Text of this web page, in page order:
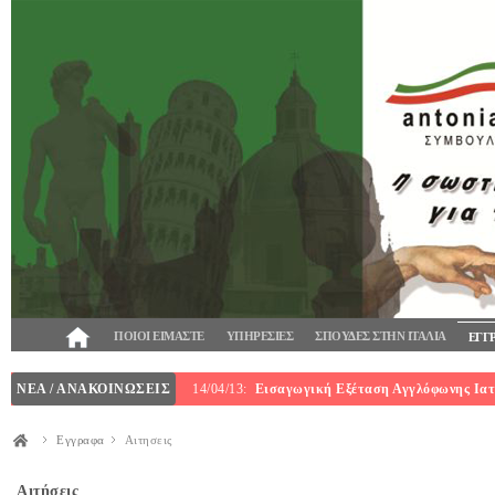
ΠΟΙΟΙ ΕΙΜΑΣΤΕ ΥΠΗΡΕΣΙΕΣ ΣΠΟΥΔΕΣ ΣΤΗΝ ΙΤΑΛΙΑ
ΝΕΑ / ΑΝΑΚΟΙΝΩΣΕΙΣ 14/04/13: Εισαγωγική Εξέταση Αγγλόφωνης
Εγγραφα Αιτησεις
Αιτήσεις